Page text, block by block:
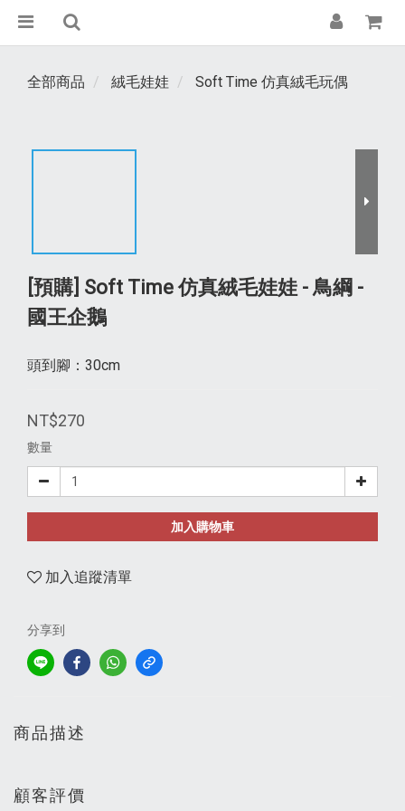
全部商品 絨毛娃娃 Soft Time 仿真絨毛玩偶
[預購] Soft Time 仿真絨毛娃娃 - 鳥綱 -
國王企鵝
頭到腳：30cm
NT$270
數量
加入購物車
加入追蹤清單
分享到
商品描述
顧客評價